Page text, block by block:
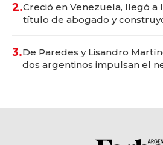
2.Creció en Venezuela, llegó a
título de abogado y
3.De Paredes y Lisandro
dos argentinos impulsan el